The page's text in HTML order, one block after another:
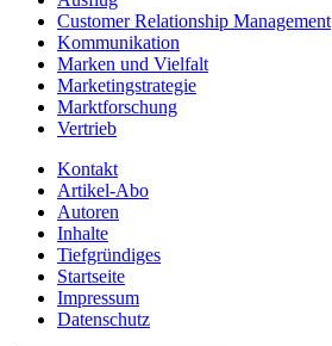
Customer Relationship Management
Kommunikation
Marken und Vielfalt
Marketingstrategie
Marktforschung
Vertrieb
Kontakt
Artikel-Abo
Autoren
Inhalte
Tiefgründiges
Startseite
Impressum
Datenschutz